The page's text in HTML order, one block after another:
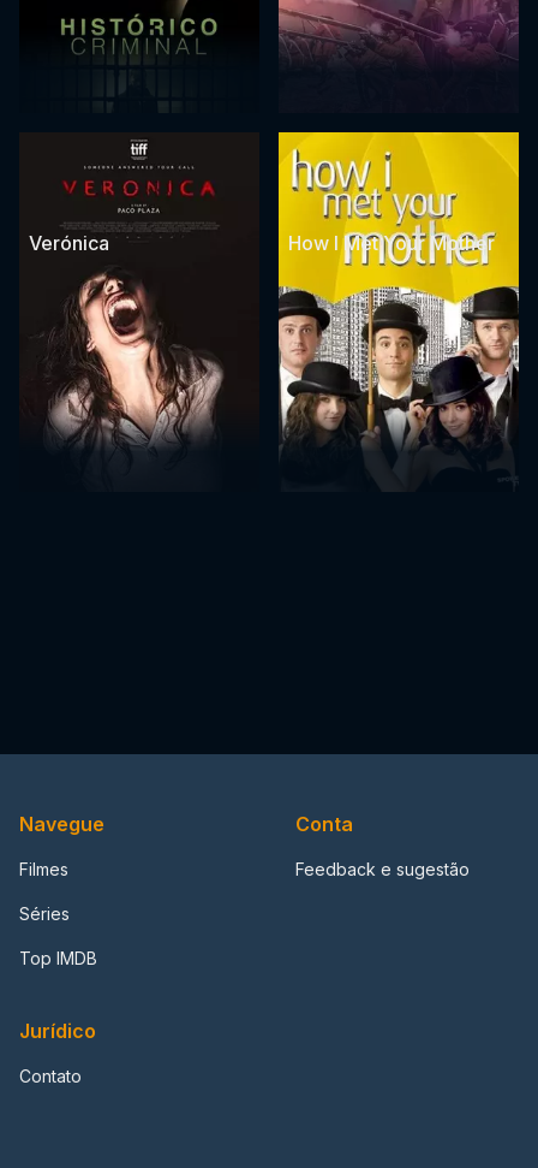
Verónica How I Met Your Mother
Navegue
Filmes
Séries
Top IMDB
Conta
Feedback e sugestão
Jurídico
Contato